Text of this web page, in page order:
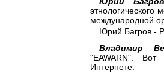
этнологического
международной
Юрий Багров -
Владимир
"EAWARN".
Интернете.